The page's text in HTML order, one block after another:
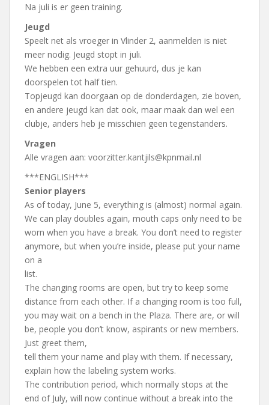
Na juli is er geen training.
Jeugd
Speelt net als vroeger in Vlinder 2, aanmelden is niet
meer nodig. Jeugd stopt in juli.
We hebben een extra uur gehuurd, dus je kan
doorspelen tot half tien.
Topjeugd kan doorgaan op de donderdagen, zie boven,
en andere jeugd kan dat ook, maar maak dan wel een
clubje, anders heb je misschien geen tegenstanders.
Vragen
Alle vragen aan: voorzitter.kantjils@kpnmail.nl
***ENGLISH***
Senior players
As of today, June 5, everything is (almost) normal again.
We can play doubles again, mouth caps only need to be
worn when you have a break. You don’t need to register
anymore, but when you’re inside, please put your name
on a
list.
The changing rooms are open, but try to keep some
distance from each other. If a changing room is too full,
you may wait on a bench in the Plaza. There are, or will
be, people you don’t know, aspirants or new members.
Just greet them,
tell them your name and play with them. If necessary,
explain how the labeling system works.
The contribution period, which normally stops at the
end of July, will now continue without a break into the